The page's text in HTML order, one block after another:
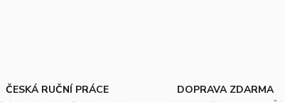
ČESKÁ RUČNÍ PRÁCE
DOPRAVA ZDARMA